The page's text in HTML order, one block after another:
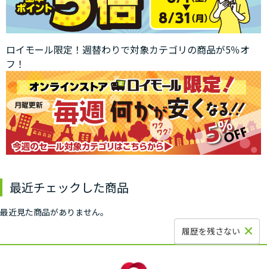
ロイモール限定！週替わりで対象カテゴリの商品が5％オ
フ！
最近チェックした商品
最近見た商品がありません。
履歴を残さない